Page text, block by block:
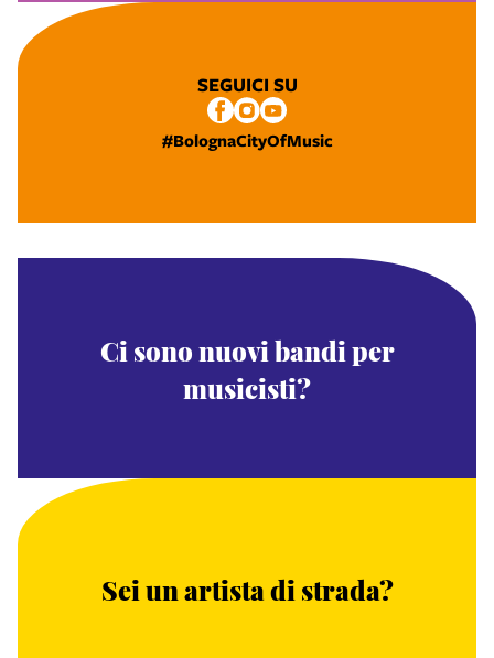
SEGUICI SU
#BolognaCityOfMusic
Ci sono nuovi bandi per
musicisti?
Sei un artista di strada?